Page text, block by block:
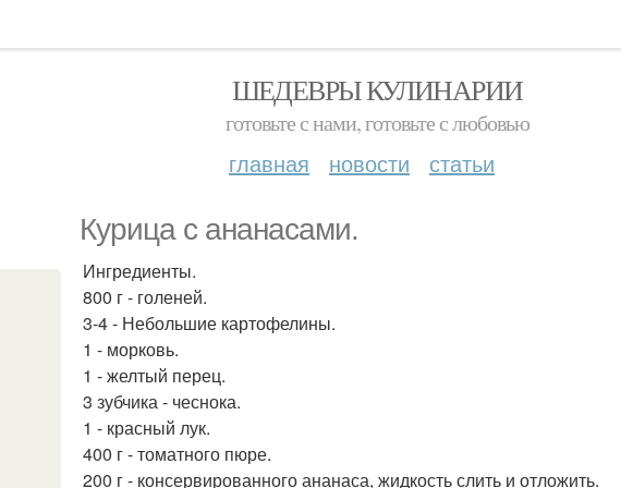
ШЕДЕВРЫ КУЛИНАРИИ
готовьте с нами, готовьте с любовью
главная новости статьи
Курица с ананасами.
Ингредиенты.
800 г - голеней.
3-4 - Небольшие картофелины.
1 - морковь.
1 - желтый перец.
3 зубчика - чеснока.
1 - красный лук.
400 г - томатного пюре.
200 г - консервированного ананаса, жидкость слить и отложить.